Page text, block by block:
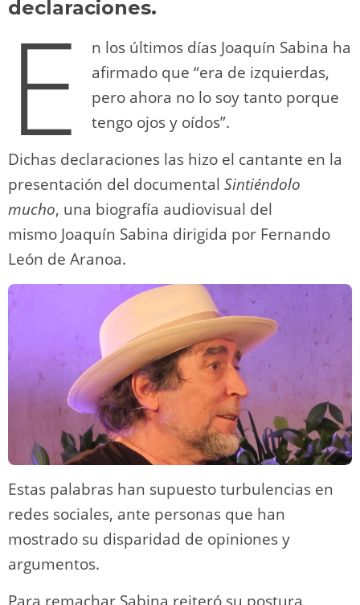
declaraciones.
E
n los últimos días Joaquín Sabina ha
afirmado que “era de izquierdas,
pero ahora no lo soy tanto porque
tengo ojos y oídos”.
Dichas declaraciones las hizo el cantante en la
presentación del documental Sintiéndolo
mucho, una biografía audiovisual del
mismo Joaquín Sabina dirigida por Fernando
León de Aranoa.
Estas palabras han supuesto turbulencias en
redes sociales, ante personas que han
mostrado su disparidad de opiniones y
argumentos.
Para remachar Sabina reiteró su postura